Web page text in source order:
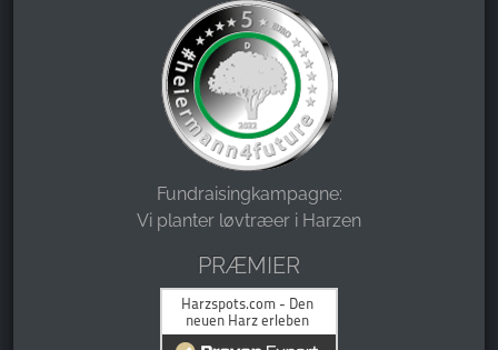
Fundraisingkampagne:
Vi planter løvtræer i Harzen
PRÆMIER